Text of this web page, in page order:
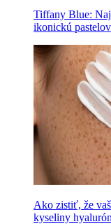
Tiffany Blue:
ikonickú
Ako zistiť, že
kyseliny